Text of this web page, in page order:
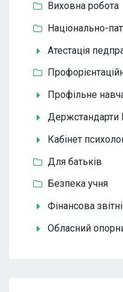
Виховна робота
Національно-
Атестація
Профільне
Кабінет
Для батьків
Безпека учня
Фінансова
Обласний